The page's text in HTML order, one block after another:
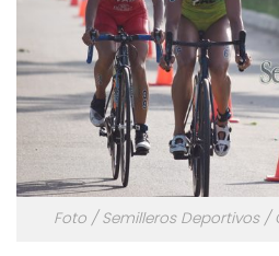
Foto / Semilleros Deportivos /